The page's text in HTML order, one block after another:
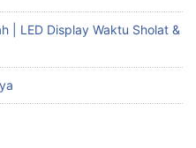
| LED Display Waktu Sholat &